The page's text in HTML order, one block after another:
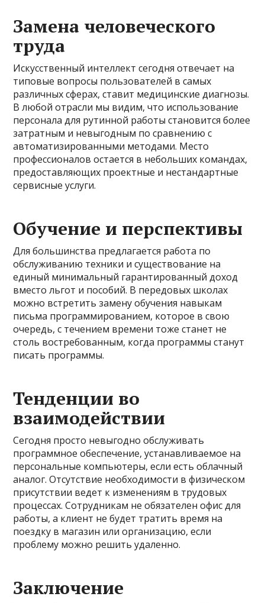
Замена человеческого
труда
Искусственный интеллект сегодня отвечает на
типовые вопросы пользователей в самых
различных сферах, ставит медицинские диагнозы.
В любой отрасли мы видим, что использование
персонала для рутинной работы становится более
затратным и невыгодным по сравнению с
автоматизированными методами. Место
профессионалов остается в небольших командах,
предоставляющих проектные и нестандартные
сервисные услуги.
Обучение и перспективы
Для большинства предлагается работа по
обслуживанию техники и существование на
единый минимальный гарантированный доход
вместо льгот и пособий. В передовых школах
можно встретить замену обучения навыкам
письма программированием, которое в свою
очередь, с течением времени тоже станет не
столь востребованным, когда программы станут
писать программы.
Тенденции во
взаимодействии
Сегодня просто невыгодно обслуживать
программное обеспечение, устанавливаемое на
персональные компьютеры, если есть облачный
аналог. Отсутствие необходимости в физическом
присутствии ведет к изменениям в трудовых
процессах. Сотрудникам не обязателен офис для
работы, а клиент не будет тратить время на
поездку в магазин или организацию, если
проблему можно решить удаленно.
Заключение